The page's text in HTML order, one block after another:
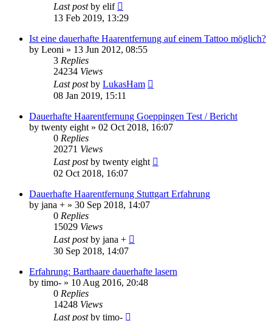
Last postby elif
13 Feb 2019, 13:29
Ist eine dauerhafte Haarentfernung auf einem Tattoo möglich?
by Leoni » 13 Jun 2012, 08:55
3 Replies
24234 Views
Last postby LukasHam
08 Jan 2019, 15:11
Dauerhafte Haarentfernung Goeppingen Test / Bericht
by twenty eight » 02 Oct 2018, 16:07
0 Replies
20271 Views
Last postby twenty eight
02 Oct 2018, 16:07
Dauerhafte Haarentfernung Stuttgart Erfahrung
by jana + » 30 Sep 2018, 14:07
0 Replies
15029 Views
Last postby jana +
30 Sep 2018, 14:07
Erfahrung: Barthaare dauerhafte lasern
by timo- » 10 Aug 2016, 20:48
0 Replies
14248 Views
Last postby timo-